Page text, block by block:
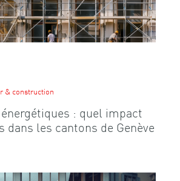
& construction
: quel impact
dans les cantons de Genève